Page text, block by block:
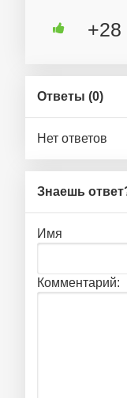
+28
Ответы (0)
Нет ответов
Знаешь
Имя
Комментарий: